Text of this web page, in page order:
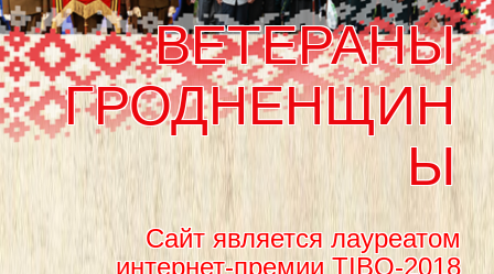
ВЕТЕРАНЫ
ГРОДНЕНЩИН
Ы
Сайт является лауреатом
интернет-премии TIBO-2018